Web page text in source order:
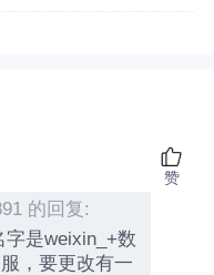
的回复:
是weixin_+数
，要更改有一
赞